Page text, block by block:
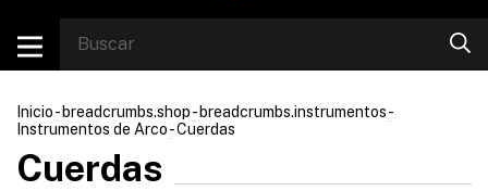
Inicio- breadcrumbs.shop- breadcrumbs.instrumentos-
Instrumentos de Arco-Cuerdas
Cuerdas